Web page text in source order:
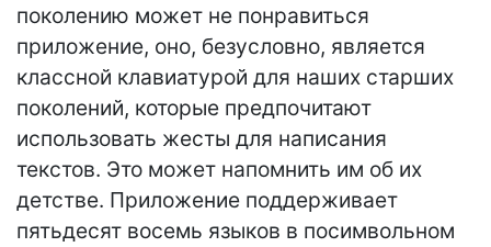
поколению может не понравиться
приложение, оно, безусловно, является
классной клавиатурой для наших старших
поколений, которые предпочитают
использовать жесты для написания
текстов. Это может напомнить им об их
детстве. Приложение поддерживает
пятьдесят восемь языков в посимвольном